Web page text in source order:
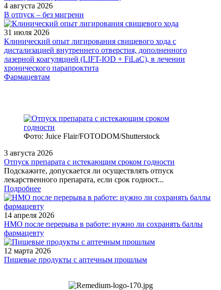
4 августа 2026
В отпуск – без мигрени
31 июля 2026
Клинический опыт лигирования свищевого хода с
дистализацией внутреннего отверстия, дополненного
лазерной коагуляцией (LIFT-IOD + FiLaC), в лечении
хронического парапроктита
Фармацевтам
Фото: Juice Flair/FOTODOM/Shutterstoсk
3 августа 2026
Отпуск препарата с истекающим сроком годности
Подскажите, допускается ли осуществлять отпуск
лекарственного препарата, если срок годност...
Подробнее
14 апреля 2026
НМО после перерыва в работе: нужно ли сохранять баллы
фармацевту
12 марта 2026
Пищевые продукты с аптечным прошлым